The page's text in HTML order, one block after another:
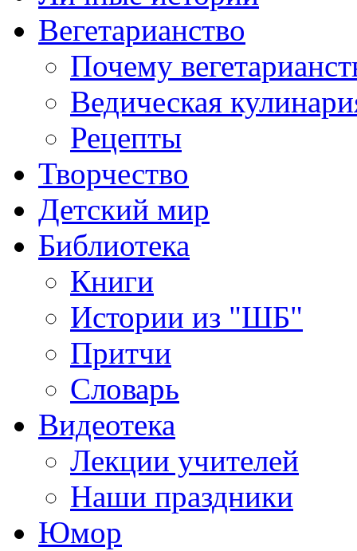
Вегетарианство
Почему
Ведическая
Рецепты
Творчество
Детский мир
Библиотека
Книги
Истории из "ШБ"
Притчи
Словарь
Видеотека
Лекции учителей
Наши праздники
Юмор